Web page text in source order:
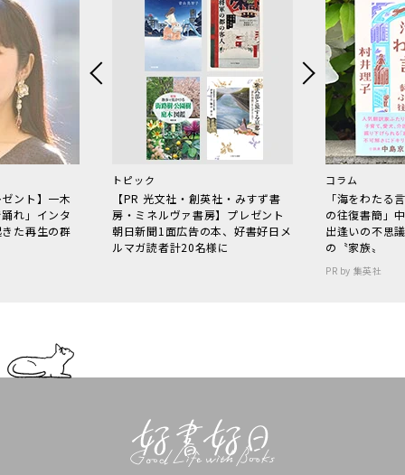
ント】一木
れ」インタ
た再生の群
トピック
【PR 光文社・創英社・みすず書
房・ミネルヴァ書房】プレゼント
朝日新聞1面広告の本、好書好日メ
ルマガ読者計20名様に
コラム
「海をわた
の往復書簡」
出逢いの不思
の〝家族〟
PR by 集英社